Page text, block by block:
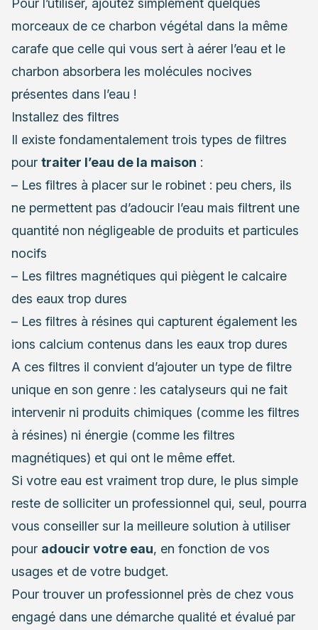
Pour l’utiliser, ajoutez simplement quelques
morceaux de ce charbon végétal dans la même
carafe que celle qui vous sert à aérer l’eau et le
charbon absorbera les molécules nocives
présentes dans l’eau !
Installez des filtres
Il existe fondamentalement trois types de filtres
pour traiter l’eau de la maison :
– Les filtres à placer sur le robinet : peu chers, ils
ne permettent pas d’adoucir l’eau mais filtrent une
quantité non négligeable de produits et particules
nocifs
– Les filtres magnétiques qui piègent le calcaire
des eaux trop dures
– Les filtres à résines qui capturent également les
ions calcium contenus dans les eaux trop dures
A ces filtres il convient d’ajouter un type de filtre
unique en son genre : les catalyseurs qui ne fait
intervenir ni produits chimiques (comme les filtres
à résines) ni énergie (comme les filtres
magnétiques) et qui ont le même effet.
Si votre eau est vraiment trop dure, le plus simple
reste de solliciter un professionnel qui, seul, pourra
vous conseiller sur la meilleure solution à utiliser
pour adoucir votre eau, en fonction de vos
usages et de votre budget.
Pour trouver un professionnel près de chez vous
engagé dans une démarche qualité et évalué par